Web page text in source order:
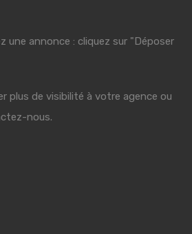
une annonce : cliquez sur "Déposer
plus de visibilité à votre agence ou
nous.